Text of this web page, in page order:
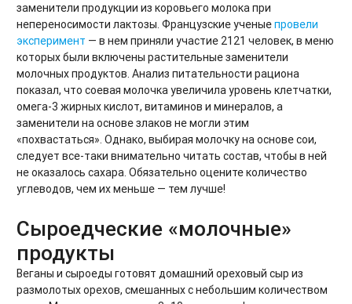
заменители продукции из коровьего молока при
непереносимости лактозы. Французские ученыепровели
эксперимент — в нем приняли участие 2121 человек, в меню
которых были включены растительные заменители
молочных продуктов. Анализ питательности рациона
показал, что соевая молочка увеличила уровень клетчатки,
омега-3 жирных кислот, витаминов и минералов, а
заменители на основе злаков не могли этим
«похвастаться». Однако, выбирая молочку на основе сои,
следует все-таки внимательно читать состав, чтобы в ней
не оказалось сахара. Обязательно оцените количество
углеводов, чем их меньше — тем лучше!
Сыроедческие «молочные»
продукты
Веганы и сыроеды готовят домашний ореховый сыр из
размолотых орехов, смешанных с небольшим количеством